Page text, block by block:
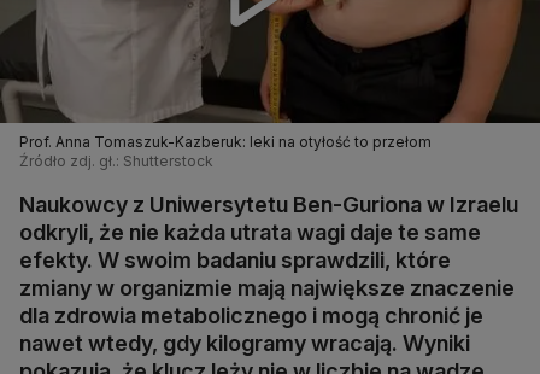
Prof. Anna Tomaszuk-Kazberuk: leki na otyłość to przełom
Źródło zdj. gł.: Shutterstock
Naukowcy z Uniwersytetu Ben-Guriona w Izraelu
odkryli, że nie każda utrata wagi daje te same
efekty. W swoim badaniu sprawdzili, które
zmiany w organizmie mają największe znaczenie
dla zdrowia metabolicznego i mogą chronić je
nawet wtedy, gdy kilogramy wracają. Wyniki